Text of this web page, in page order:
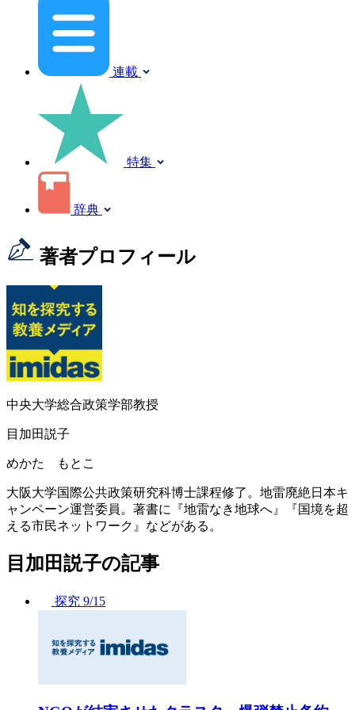
連載
特集
辞典
著者プロフィール
中央大学総合政策学部教授
目加田説子
めかた もとこ
大阪大学国際公共政策研究科博士課程修了。地雷廃絶日本キ
ャンペーン運営委員。著書に『地雷なき地球へ』『国境を超
える市民ネットワーク』などがある。
目加田説子の記事
探究 9/15